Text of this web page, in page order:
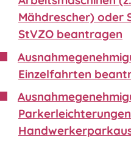
Mähdrescher) oder
StVZO beantragen
Einzelfahrten